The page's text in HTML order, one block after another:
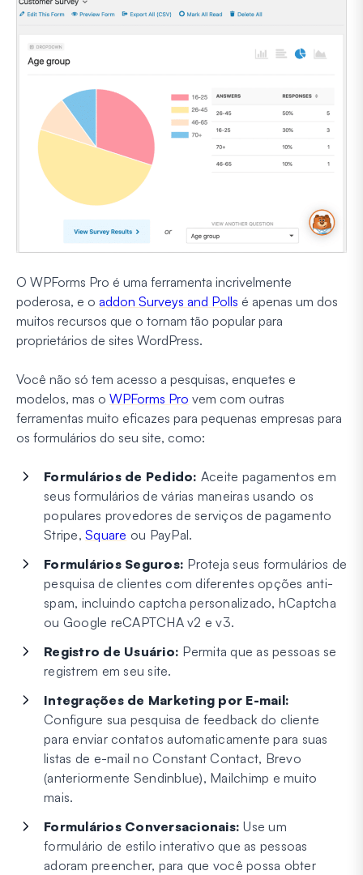
O WPForms Pro é uma ferramenta incrivelmente
poderosa, e o addon Surveys and Polls é apenas um dos
muitos recursos que o tornam tão popular para
proprietários de sites WordPress.
Você não só tem acesso a pesquisas, enquetes e
modelos, mas o WPForms Pro vem com outras
ferramentas muito eficazes para pequenas empresas para
os formulários do seu site, como:
Formulários de Pedido: Aceite pagamentos em
seus formulários de várias maneiras usando os
populares provedores de serviços de pagamento
Stripe, Square ou PayPal.
Formulários Seguros: Proteja seus formulários de
pesquisa de clientes com diferentes opções anti-
spam, incluindo captcha personalizado, hCaptcha
ou Google reCAPTCHA v2 e v3.
Registro de Usuário: Permita que as pessoas se
registrem em seu site.
Integrações de Marketing por E-mail:
Configure sua pesquisa de feedback do cliente
para enviar contatos automaticamente para suas
listas de e-mail no Constant Contact, Brevo
(anteriormente Sendinblue), Mailchimp e muito
mais.
Formulários Conversacionais: Use um
formulário de estilo interativo que as pessoas
adoram preencher, para que você possa obter